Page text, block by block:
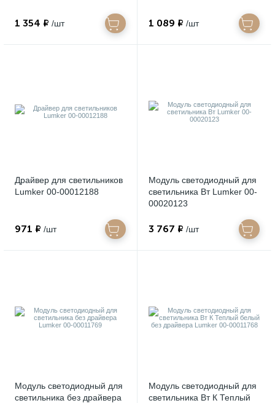
1 354 ₽ /шт 1 089 ₽ /шт
Драйвер для светильников
Lumker 00-00012188
971 ₽ /шт
Модуль светодиодный для
светильника Вт Lumker 00-
00020123
3 767 ₽ /шт
Модуль светодиодный для
светильника без драйвера
Модуль светодиодный для
светильника Вт К Теплый